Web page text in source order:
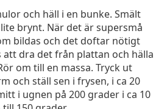
och häll i en bunke. Smält
brynt. När det är supersmå
bildas och det doftar nötigt
dra det från plattan och hälla
om till en massa. Tryck ut
och ställ sen i frysen, i ca 20
i ugnen på 200 grader i ca 10